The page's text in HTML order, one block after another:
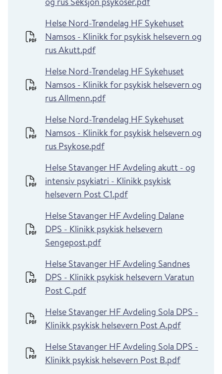
Helse Nord-Trøndelag HF Sykehuset
Namsos - Klinikk for psykisk helsevern og
rus Akutt.pdf
Helse Nord-Trøndelag HF Sykehuset
Namsos - Klinikk for psykisk helsevern og
rus Allmenn.pdf
Helse Nord-Trøndelag HF Sykehuset
Namsos - Klinikk for psykisk helsevern og
rus Psykose.pdf
Helse Stavanger HF Avdeling akutt - og
intensiv psykiatri - Klinikk psykisk
helsevern Post C1.pdf
Helse Stavanger HF Avdeling Dalane
DPS - Klinikk psykisk helsevern
Sengepost.pdf
Helse Stavanger HF Avdeling Sandnes
DPS - Klinikk psykisk helsevern Varatun
Post C.pdf
Helse Stavanger HF Avdeling Sola DPS -
Klinikk psykisk helsevern Post A.pdf
Helse Stavanger HF Avdeling Sola DPS -
Klinikk psykisk helsevern Post B.pdf